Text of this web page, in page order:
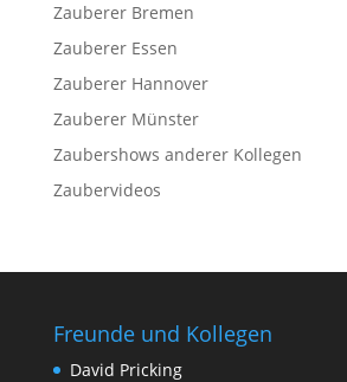
Zauberer Bremen
Zauberer Essen
Zauberer Hannover
Zauberer Münster
Zaubershows anderer Kollegen
Zaubervideos
Freunde und Kollegen
David Pricking